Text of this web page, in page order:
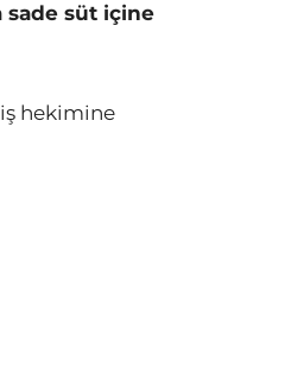
süt içine
hekimine